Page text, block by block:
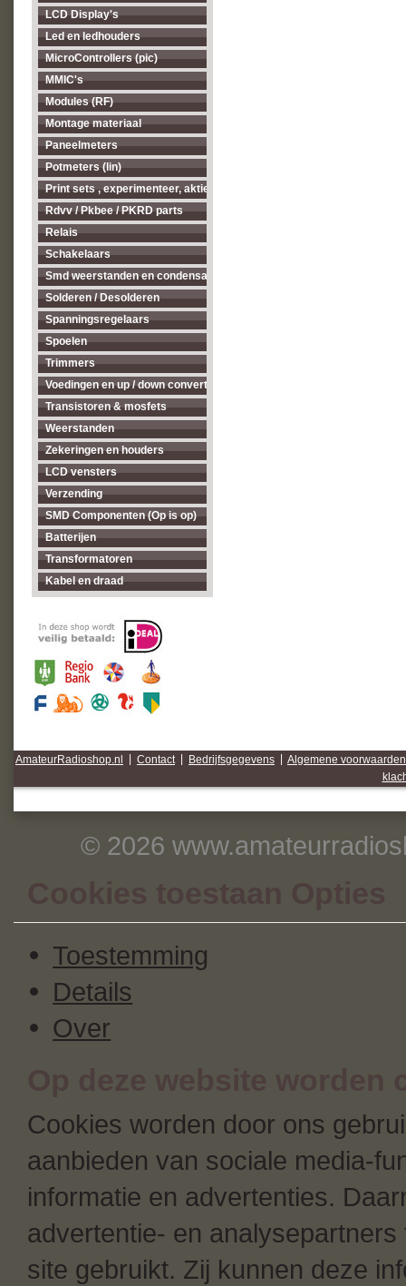
LCD Display's
Led en ledhouders
MicroControllers (pic)
MMIC's
Modules (RF)
Montage materiaal
Paneelmeters
Potmeters (lin)
Print sets , experimenteer, aktieve antenne's enz...
Rdvv / Pkbee / PKRD parts
Relais
Schakelaars
Smd weerstanden en condensatoren
Solderen / Desolderen
Spanningsregelaars
Spoelen
Trimmers
Voedingen en up / down converters
Transistoren & mosfets
Weerstanden
Zekeringen en houders
LCD vensters
Verzending
SMD Componenten (Op is op)
Batterijen
Transformatoren
Kabel en draad
AmateurRadioshop.nl Contact Bedrijfsgegevens
Algemene voorwaarden
© 2026
Cookies toestaan Opties
Toestemming
Details
Over
Op deze website worden
Cookies worden door ons
aanbieden van sociale media-
informatie en advertenties.
advertentie- en
site gebruikt. Zij kunnen deze